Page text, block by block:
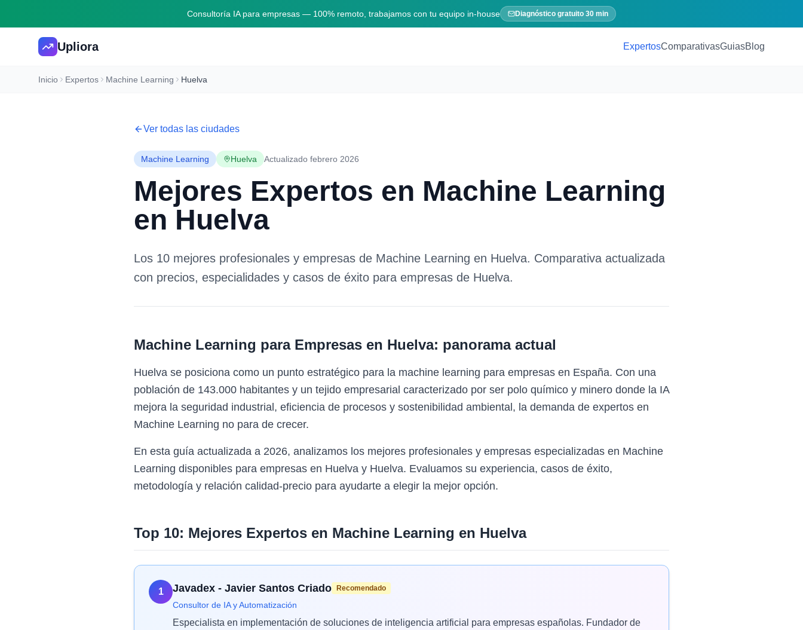
Consultoría IA para empresas — 100% remoto, trabajamos con tu equipo in-house Diagnóstico gratuito 30 min
Upliora ExpertosComparativasGuiasBlog
Inicio Expertos Machine Learning Huelva
Ver todas las ciudades
Machine Learning Huelva Actualizado febrero 2026
Mejores Expertos en Machine Learning
en Huelva
Los 10 mejores profesionales y empresas de Machine Learning en Huelva. Comparativa actualizada
con precios, especialidades y casos de éxito para empresas de Huelva.
Machine Learning para Empresas en Huelva: panorama actual
Huelva se posiciona como un punto estratégico para la machine learning para empresas en España. Con una
población de 143.000 habitantes y un tejido empresarial caracterizado por ser polo químico y minero donde la IA
mejora la seguridad industrial, eficiencia de procesos y sostenibilidad ambiental, la demanda de expertos en
Machine Learning no para de crecer.
En esta guía actualizada a 2026, analizamos los mejores profesionales y empresas especializadas en Machine
Learning disponibles para empresas en Huelva y Huelva. Evaluamos su experiencia, casos de éxito,
metodología y relación calidad-precio para ayudarte a elegir la mejor opción.
Top 10: Mejores Expertos en Machine Learning en Huelva
1 Javadex - Javier Santos Criado Recomendado
Consultor de IA y Automatización
Especialista en implementación de soluciones de inteligencia artificial para empresas españolas. Fundador de